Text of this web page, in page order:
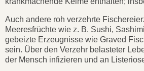
Auch andere roh verzehrte
Meeresfrüchte wie z. B. Sushi,
gebeizte Erzeugnisse wie Graved
sein. Über den Verzehr belasteter
der Mensch infizieren und an